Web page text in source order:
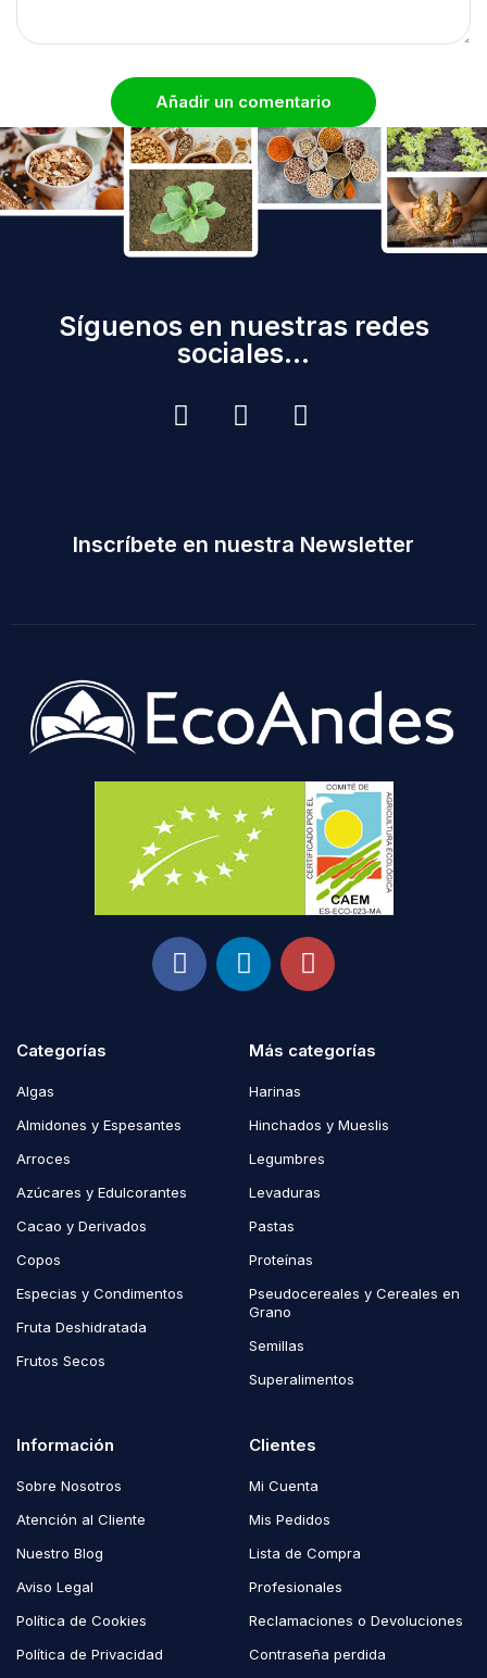
Añadir un comentario
Síguenos en nuestras redes
sociales...
Inscríbete en nuestra Newsletter
Categorías
Algas
Almidones y Espesantes
Arroces
Azúcares y Edulcorantes
Cacao y Derivados
Copos
Especias y Condimentos
Fruta Deshidratada
Frutos Secos
Más categorías
Harinas
Hinchados y Mueslis
Legumbres
Levaduras
Pastas
Proteínas
Pseudocereales y Cereales en
Grano
Semillas
Superalimentos
Información
Sobre Nosotros
Atención al Cliente
Nuestro Blog
Aviso Legal
Política de Cookies
Política de Privacidad
Clientes
Mi Cuenta
Mis Pedidos
Lista de Compra
Profesionales
Reclamaciones o Devoluciones
Contraseña perdida